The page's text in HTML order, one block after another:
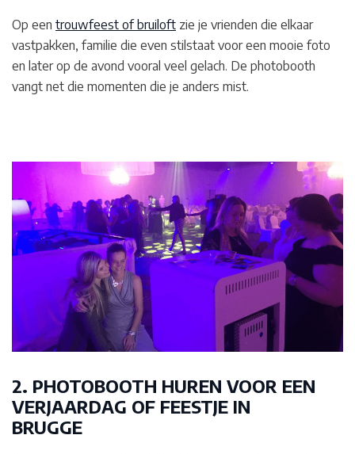
Op een trouwfeest of bruiloft zie je vrienden die elkaar
vastpakken, familie die even stilstaat voor een mooie foto
en later op de avond vooral veel gelach. De photobooth
vangt net die momenten die je anders mist.
2. PHOTOBOOTH HUREN VOOR EEN
VERJAARDAG OF FEESTJE IN
BRUGGE